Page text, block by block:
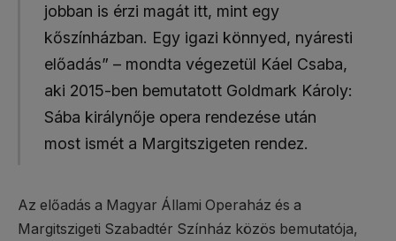
jobban is érzi magát itt, mint egy
kőszínházban. Egy igazi könnyed, nyáresti
előadás” – mondta végezetül Káel Csaba,
aki 2015-ben bemutatott Goldmark Károly:
Sába királynője opera rendezése után
most ismét a Margitszigeten rendez.
Az előadás a Magyar Állami Operaház és a
Margitszigeti Szabadtér Színház közös bemutatója,